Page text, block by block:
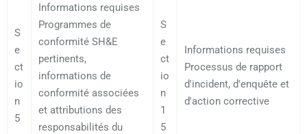
S
e
ct
io
n
5
Informations requises
Programmes de
conformité SH&E
pertinents,
informations de
conformité associées
et attributions des
responsabilités du
S
e
ct
io
n
1
5
Informations requises
Processus de rapport
d'incident, d'enquête et
d'action corrective